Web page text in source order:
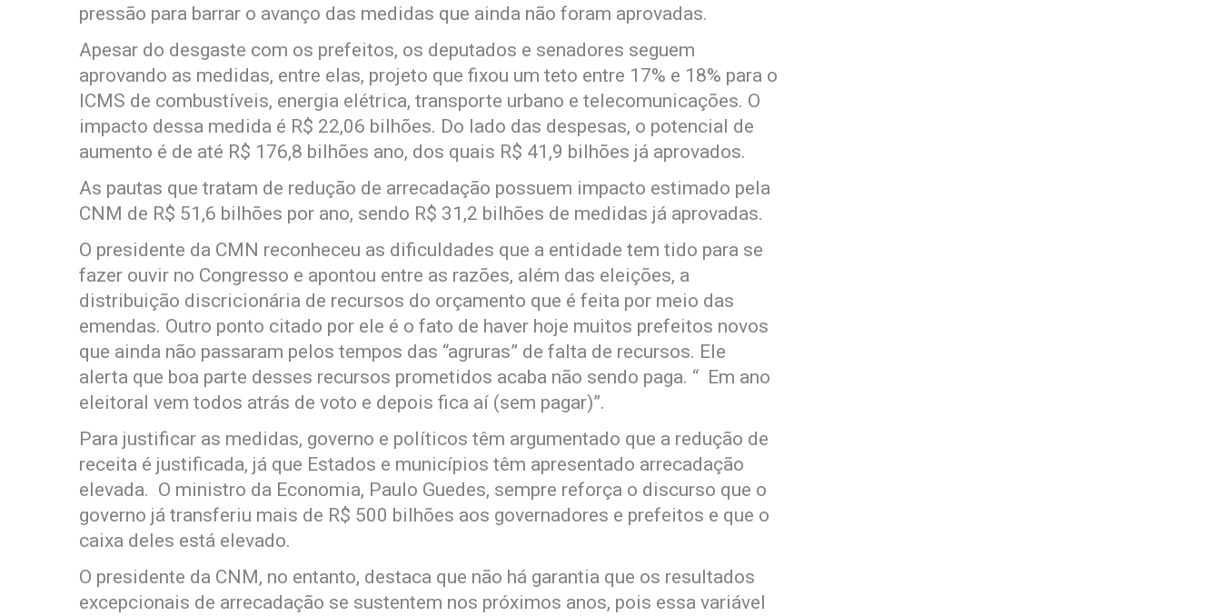
pressão para barrar o avanço das medidas que ainda não foram aprovadas.
Apesar do desgaste com os prefeitos, os deputados e senadores seguem
aprovando as medidas, entre elas, projeto que fixou um teto entre 17% e 18% para o
ICMS de combustíveis, energia elétrica, transporte urbano e telecomunicações. O
impacto dessa medida é R$ 22,06 bilhões. Do lado das despesas, o potencial de
aumento é de até R$ 176,8 bilhões ano, dos quais R$ 41,9 bilhões já aprovados.
As pautas que tratam de redução de arrecadação possuem impacto estimado pela
CNM de R$ 51,6 bilhões por ano, sendo R$ 31,2 bilhões de medidas já aprovadas.
O presidente da CMN reconheceu as dificuldades que a entidade tem tido para se
fazer ouvir no Congresso e apontou entre as razões, além das eleições, a
distribuição discricionária de recursos do orçamento que é feita por meio das
emendas. Outro ponto citado por ele é o fato de haver hoje muitos prefeitos novos
que ainda não passaram pelos tempos das “agruras” de falta de recursos. Ele
alerta que boa parte desses recursos prometidos acaba não sendo paga. “ Em ano
eleitoral vem todos atrás de voto e depois fica aí (sem pagar)”.
Para justificar as medidas, governo e políticos têm argumentado que a redução de
receita é justificada, já que Estados e municípios têm apresentado arrecadação
elevada. O ministro da Economia, Paulo Guedes, sempre reforça o discurso que o
governo já transferiu mais de R$ 500 bilhões aos governadores e prefeitos e que o
caixa deles está elevado.
O presidente da CNM, no entanto, destaca que não há garantia que os resultados
excepcionais de arrecadação se sustentem nos próximos anos, pois essa variável